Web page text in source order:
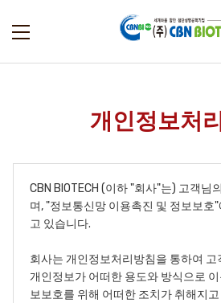
개인정보처
CBN BIOTECH (이하 "회사"는) 고객님
며, "정보통신망 이용촉진 및 정보보호
고 있습니다.
회사는 개인정보처리방침을 통하여
개인정보가 어떠한 용도와 방식으로
보보호를 위해 어떠한 조치가 취해지